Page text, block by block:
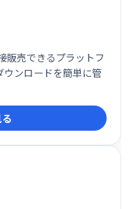
販売できるプラットフ
ウンロードを簡単に管